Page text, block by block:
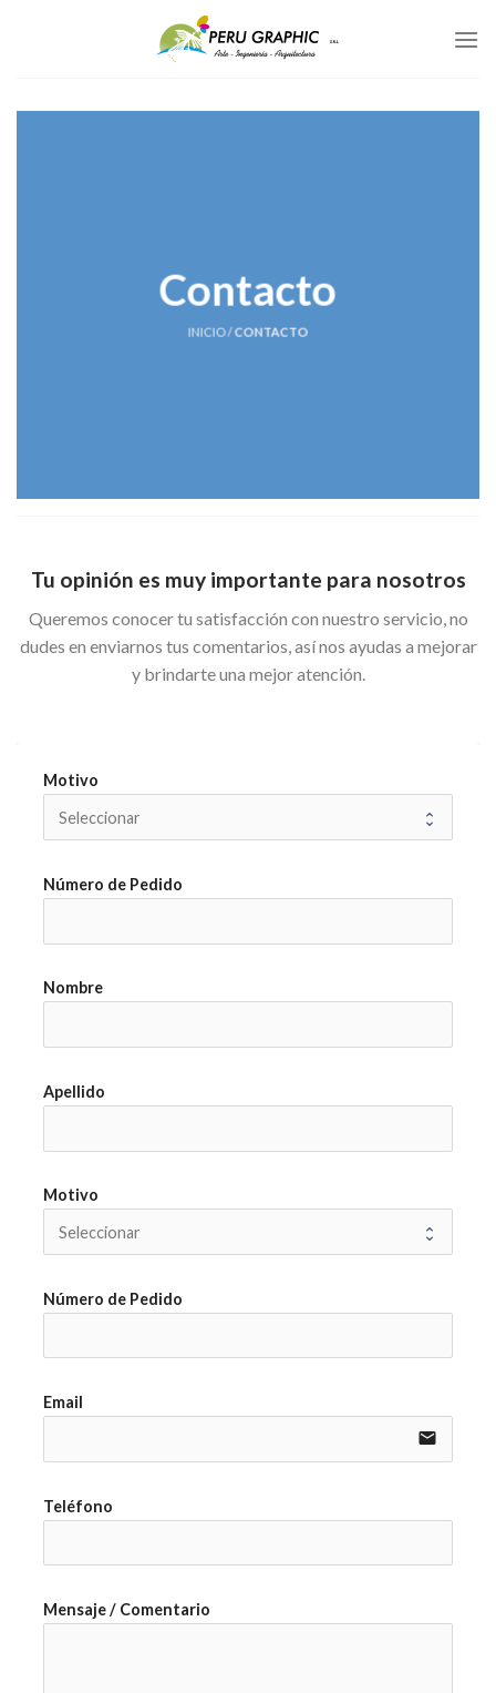
Contacto
INICIO/CONTACTO
Tu opinión es muy importante para nosotros
Queremos conocer tu satisfacción con nuestro servicio, no
dudes en enviarnos tus comentarios, así nos ayudas a mejorar
y brindarte una mejor atención.
Motivo
Número de Pedido
Nombre
Apellido
Motivo
Número de Pedido
Email
email
Teléfono
Mensaje / Comentario